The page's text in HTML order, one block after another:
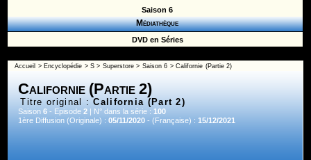
Saison 6
Médiathèque
DVD en Séries
Accueil > Encyclopédie >S > Superstore> Saison 6 > Californie (Partie 2)
Californie (Partie 2)
Titre original :California (Part 2)
Saison6 - Episode2 | N° dans la série :100
1ère Diffusion (Originale) :05/11/2020 - (Française) :15/12/2021